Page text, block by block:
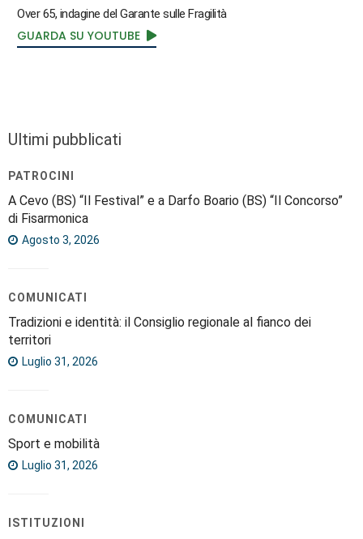
Over 65, indagine del Garante sulle Fragilità
GUARDA SU YOUTUBE
Ultimi pubblicati
PATROCINI
A Cevo (BS) “Il Festival” e a Darfo Boario (BS) “Il Concorso”
di Fisarmonica
Agosto 3, 2026
COMUNICATI
Tradizioni e identità: il Consiglio regionale al fianco dei
territori
Luglio 31, 2026
COMUNICATI
Sport e mobilità
Luglio 31, 2026
ISTITUZIONI